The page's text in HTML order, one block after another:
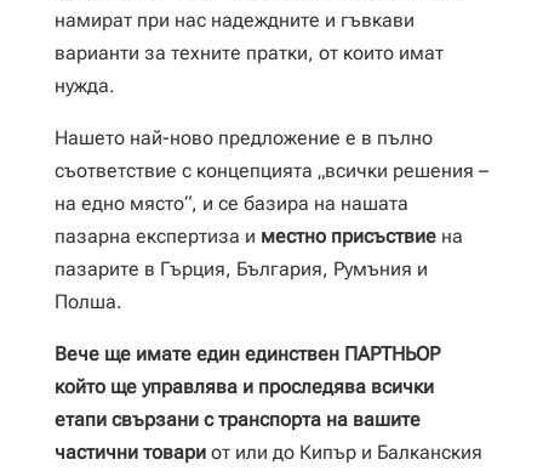
намират при нас надеждните и гъвкави
варианти за техните пратки, от които имат
нужда.
Нашето най-ново предложение е в пълно
съответствие с концепцията „всички решения –
на едно място“, и се базира на нашата
пазарна експертиза и местно присъствие на
пазарите в Гърция, България, Румъния и
Полша.
Вече ще имате един единствен ПАРТНЬОР
който ще управлява и проследява всички
етапи свързани с транспорта на вашите
частични товариот или до Кипър и Балканския